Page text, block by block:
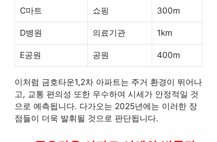
C마트 쇼핑 300m
D병원 의료기관 1km
E공원 공원 400m
이처럼 금호타운1,2차 아파트는 주거 환경이 뛰어나
고, 교통 편의성 또한 우수하여 시세가 안정적일 것
으로 예측됩니다. 다가오는 2025년에는 이러한 장
점들이 더욱 발휘될 것으로 판단됩니다.